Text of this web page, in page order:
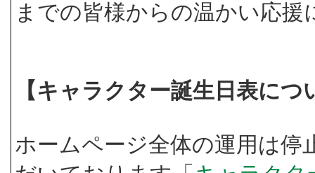
までの皆様からの温かい応
【キャラクター誕生日表に
ホームページ全体の運用は停